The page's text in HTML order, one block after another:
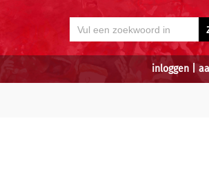
inloggen